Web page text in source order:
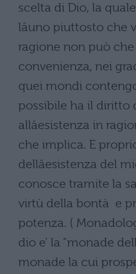
scelta di Dio, la
lâuno piuttosto che
ragione non può
convenienza, nei
quei mondi
possibile ha il diritto
allâesistenza in
che implica. E
dellâesistenza del
conosce tramite la
virtù della bontà e
potenza. (
dio e’ la “monade
monade la cui